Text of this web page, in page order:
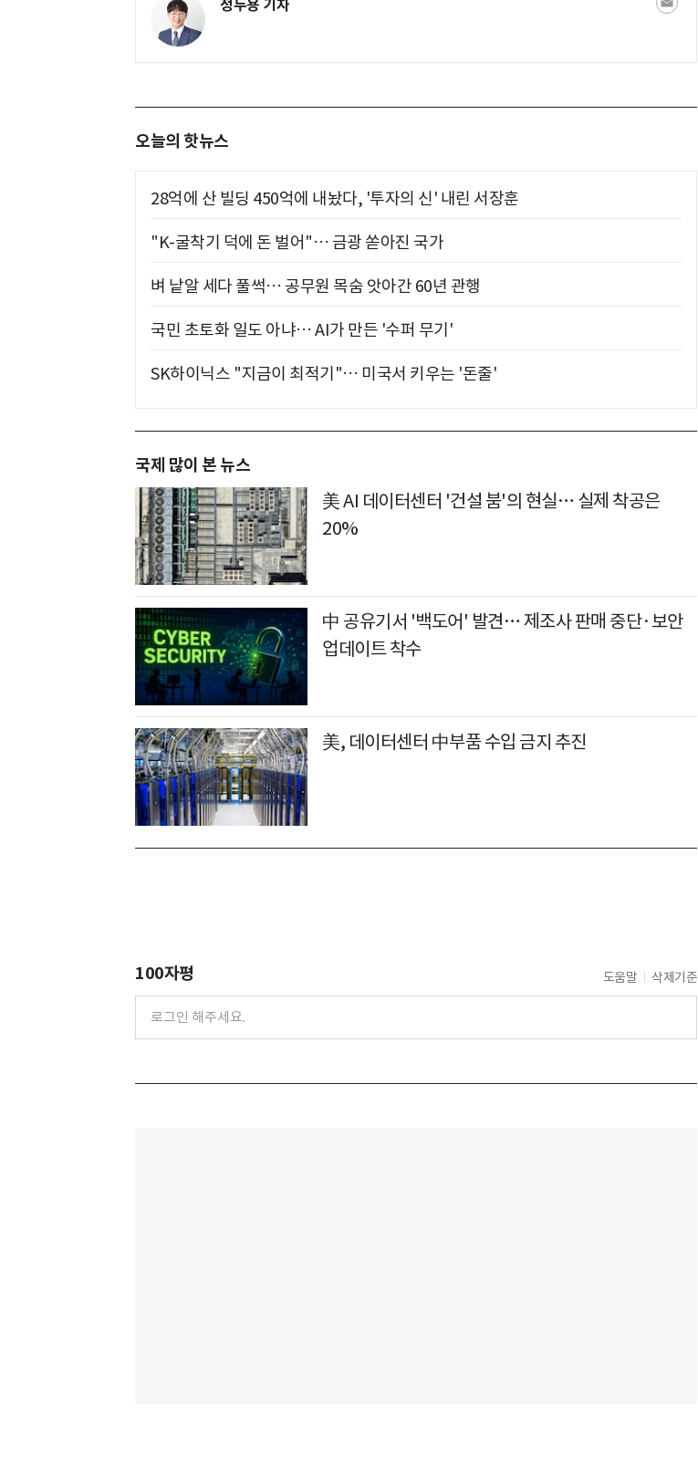
정두용 기자
오늘의 핫뉴스
28억에 산 빌딩 450억에 내놨다, '투자의 신' 내린 서장훈
"K-굴착기 덕에 돈 벌어"… 금광 쏟아진 국가
벼 낱알 세다 풀썩… 공무원 목숨 앗아간 60년 관행
국민 초토화 일도 아냐… AI가 만든 '수퍼 무기'
SK하이닉스 "지금이 최적기"… 미국서 키우는 '돈줄'
국제 많이 본 뉴스
美 AI 데이터센터 '건설 붐'의 현실… 실제 착공은
20%
中 공유기서 '백도어' 발견… 제조사 판매 중단·보안
업데이트 착수
美, 데이터센터 中부품 수입 금지 추진
100자평 도움말 삭제기준